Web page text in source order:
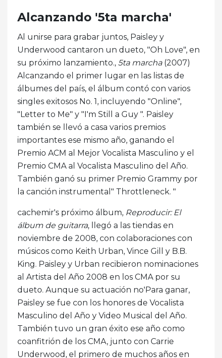
Alcanzando '5ta marcha'
Al unirse para grabar juntos, Paisley y
Underwood cantaron un dueto, "Oh Love", en
su próximo lanzamiento., 5ta marcha(2007)
Alcanzando el primer lugar en las listas de
álbumes del país, el álbum contó con varios
singles exitosos No. 1, incluyendo "Online",
"Letter to Me" y "I'm Still a Guy ". Paisley
también se llevó a casa varios premios
importantes ese mismo año, ganando el
Premio ACM al Mejor Vocalista Masculino y el
Premio CMA al Vocalista Masculino del Año.
También ganó su primer Premio Grammy por
la canción instrumental" Throttleneck. "
cachemir's próximo álbum, Reproducir: El
álbum de guitarra, llegó a las tiendas en
noviembre de 2008, con colaboraciones con
músicos como Keith Urban, Vince Gill y B.B.
King. Paisley y Urban recibieron nominaciones
al Artista del Año 2008 en los CMA por su
dueto. Aunque su actuación no'Para ganar,
Paisley se fue con los honores de Vocalista
Masculino del Año y Video Musical del Año.
También tuvo un gran éxito ese año como
coanfitrión de los CMA, junto con Carrie
Underwood, el primero de muchos años en